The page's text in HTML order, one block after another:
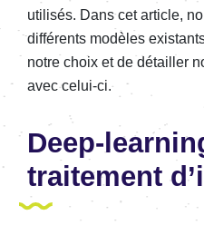
utilisés. Dans cet article,
différents modèles
notre choix et de détailler
avec celui-ci.
Deep-
traitement